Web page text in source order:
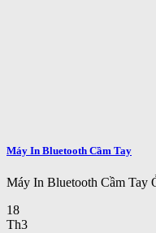
Máy In Bluetooth Cầm Tay
Máy In Bluetooth Cầm Tay
18
Th3